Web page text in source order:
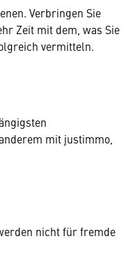
Verbringen Sie
Zeit mit dem, was Sie
vermitteln.
mit justimmo,
nicht für fremde